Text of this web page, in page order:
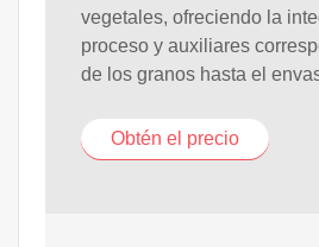
vegetales, ofreciendo la
proceso y auxiliares
de los granos hasta el
Obtén el precio